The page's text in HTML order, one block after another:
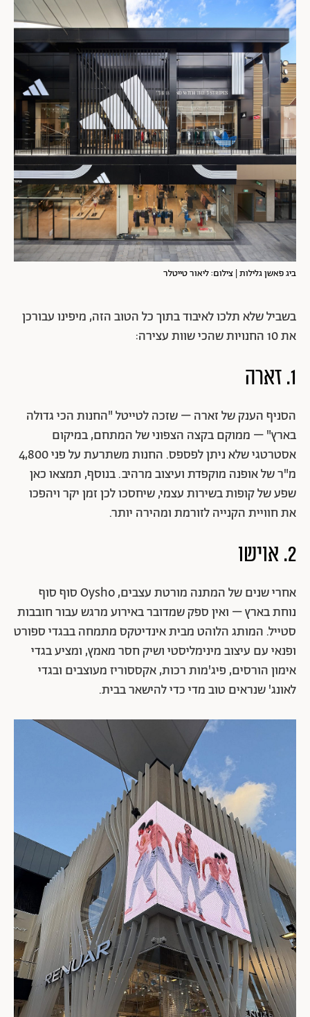
ביג פאשן גלילות | צילום: ליאור טייטלר
בשביל שלא תלכו לאיבוד בתוך כל הטוב הזה, מיפינו עבורכן
את 10 החנויות שהכי שוות עצירה:
1. זארה
הסניף הענק של זארה – שזכה לטייטל "החנות הכי גדולה
בארץ" – ממוקם בקצה הצפוני של המתחם, במיקום
אסטרטגי שלא ניתן לפספס. החנות משתרעת על פני 4,800
מ"ר של אופנה מוקפדת ועיצוב מרהיב. בנוסף, תמצאו כאן
שפע של קופות בשירות עצמי, שיחסכו לכן זמן יקר ויהפכו
את חוויית הקנייה לזורמת ומהירה יותר.
2. אוישו
אחרי שנים של המתנה מורטת עצבים, Oysho סוף סוף
נוחת בארץ – ואין ספק שמדובר באירוע מרגש עבור חובבות
סטייל. המותג הלוהט מבית אינדיטקס מתמחה בבגדי ספורט
ופנאי עם עיצוב מינימליסטי ושיק חסר מאמץ, ומציע בגדי
אימון הורסים, פיג'מות רכות, אקססוריז מעוצבים ובגדי
לאונג' שנראים טוב מדי כדי להישאר בבית.